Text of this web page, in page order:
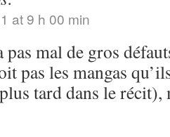
at 9 h 00 min
pas mal de gros
pas les mangas
tard dans le récit),